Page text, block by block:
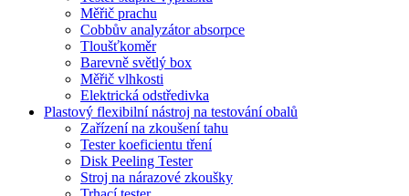
Měřič prachu
Cobbův analyzátor absorpce
Tloušťkoměr
Barevně světlý box
Měřič vlhkosti
Elektrická odstředivka
Plastový flexibilní nástroj na testování obalů
Zařízení na zkoušení tahu
Tester koeficientu tření
Disk Peeling Tester
Stroj na nárazové zkoušky